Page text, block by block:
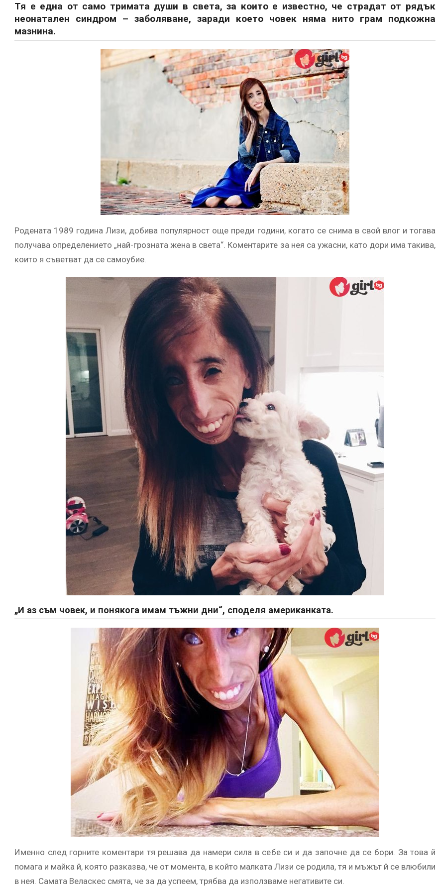
Тя е една от само тримата души в света, за които е известно, че страдат от рядък
неонатален синдром – заболяване, заради което човек няма нито грам подкожна
мазнина.
Родената 1989 година Лизи, добива популярност още преди години, когато се снима в свой влог и тогава
получава определението „най-грозната жена в света“. Коментарите за нея са ужасни, като дори има такива,
които я съветват да се самоубие.
„И аз съм човек, и понякога имам тъжни дни“, споделя американката.
Именно след горните коментари тя решава да намери сила в себе си и да започне да се бори. За това й
помага и майка й, която разказва, че от момента, в който малката Лизи се родила, тя и мъжът й се влюбили
в нея. Самата Веласкес смята, че за да успеем, трябва да използваме негативите си.